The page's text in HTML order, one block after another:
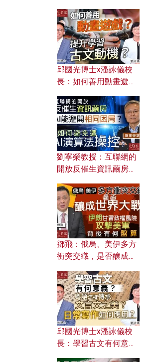
加是如何養成的？
邱國光博士x潘詠儀校
長：如何善用動畫遊戲
劉寧榮教授：互聯網的
開放反催生資訊繭房，
何避免遭AI演算法操
控？
鄧飛：俄烏、美伊多方
衝突交織，是否釀成世
風險攻擊美軍，背後有
何盤算？
邱國光博士x潘詠儀校
長：學習古文有何意